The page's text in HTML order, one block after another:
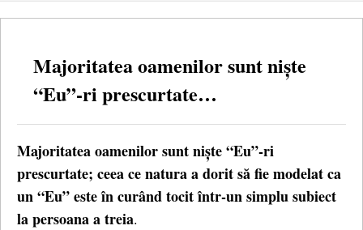
Majoritatea oamenilor sunt niște
“Eu”-ri prescurtate…
Majoritatea oamenilor sunt niște “Eu”-ri
prescurtate; ceea ce natura a dorit să fie modelat ca
un “Eu” este în curând tocit într-un simplu subiect
la persoana a treia.